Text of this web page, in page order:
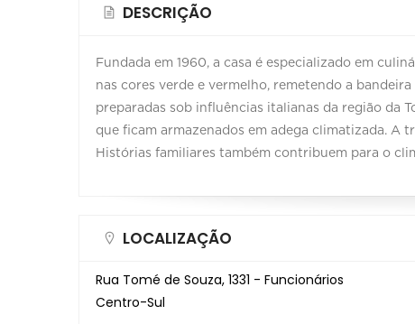
DESCRIÇÃO
Fundada em 1960, a casa é especializado em
nas cores verde e vermelho, remetendo a
preparadas sob influências italianas da região da
que ficam armazenados em adega climatizada. A
Histórias familiares também contribuem para o
LOCALIZAÇÃO
Rua Tomé de Souza, 1331 - Funcionários
Centro-Sul